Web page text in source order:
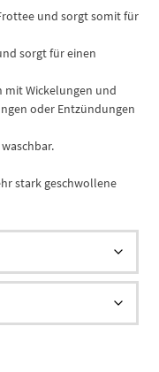
und sorgt somit für
sorgt für einen
mit Wickelungen und
oder Entzündungen
stark geschwollene